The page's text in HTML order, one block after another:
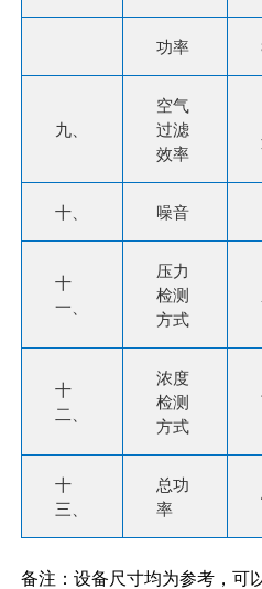
功率
九、
空气
过滤
效率
十、 噪音
十
一、
压力
检测
方式
十
二、
浓度
检测
方式
十
三、
总功
率
备注：设备尺寸均为参考，可